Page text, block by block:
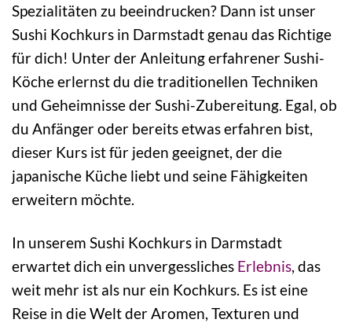
Spezialitäten zu beeindrucken? Dann ist unser
Sushi Kochkurs in Darmstadt genau das Richtige
für dich! Unter der Anleitung erfahrener Sushi-
Köche erlernst du die traditionellen Techniken
und Geheimnisse der Sushi-Zubereitung. Egal, ob
du Anfänger oder bereits etwas erfahren bist,
dieser Kurs ist für jeden geeignet, der die
japanische Küche liebt und seine Fähigkeiten
erweitern möchte.
In unserem Sushi Kochkurs in Darmstadt
erwartet dich ein unvergessliches Erlebnis , das
weit mehr ist als nur ein Kochkurs. Es ist eine
Reise in die Welt der Aromen, Texturen und